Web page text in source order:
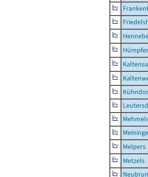
Melpers
Metzels